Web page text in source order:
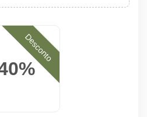
Desconto